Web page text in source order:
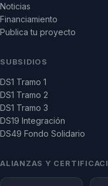
Noticias
Financiamiento
Publica tu proyecto
SUBSIDIOS
DS1 Tramo 1
DS1 Tramo 2
DS1 Tramo 3
DS19 Integración
DS49 Fondo Solidario
ALIANZAS Y